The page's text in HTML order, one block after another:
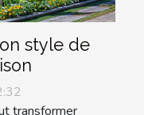
style de
transformer